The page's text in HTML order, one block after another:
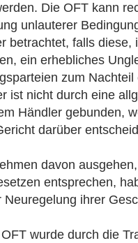
Die OFT kann
unlauterer
betrachtet, falls diese,
ein erhebliches
zum
ist nicht durch eine
Händler gebunden,
darüber
davon
entsprechen,
ihrer
wurde durch die